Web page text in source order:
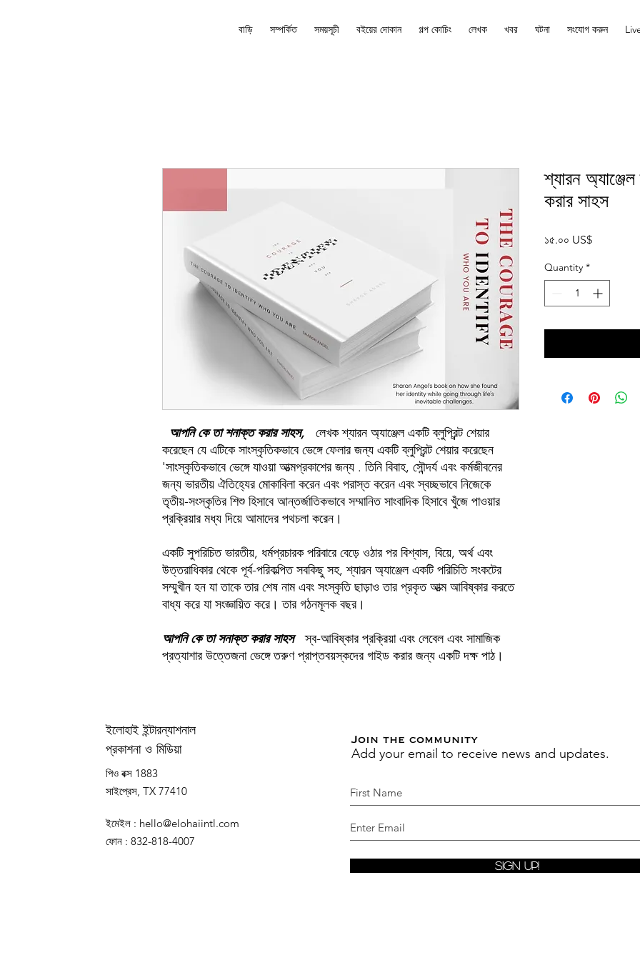
বাড়ি সম্পর্কিত সময়সূচী বইয়ের দোকান গল্প কোচিং লেখক খবর ঘটনা সংযোগ করুন
আপনি কে তা শনাক্ত করার সাহস,
লেখক শ্যারন অ্যাঞ্জেল একটি ব্লুপ্রিন্ট শেয়ার
করেছেন যে এটিকে সাংস্কৃতিকভাবে ভেঙ্গে ফেলার জন্য একটি ব্লুপ্রিন্ট শেয়ার করেছেন
'সাংস্কৃতিকভাবে ভেঙ্গে যাওয়া আত্মপ্রকাশের জন্য . তিনি বিবাহ, সৌন্দর্য এবং কর্মজীবনের
জন্য ভারতীয় ঐতিহ্যের মোকাবিলা করেন এবং পরাস্ত করেন এবং স্বচ্ছভাবে নিজেকে
তৃতীয়-সংস্কৃতির শিশু হিসাবে আন্তর্জাতিকভাবে সম্মানিত সাংবাদিক হিসাবে খুঁজে পাওয়ার
প্রক্রিয়ার মধ্য দিয়ে আমাদের পথচলা করেন।
একটি সুপরিচিত ভারতীয়, ধর্মপ্রচারক পরিবারে বেড়ে ওঠার পর বিশ্বাস, বিয়ে, অর্থ এবং
উত্তরাধিকার থেকে পূর্ব-পরিকল্পিত সবকিছু সহ, শ্যারন অ্যাঞ্জেল একটি পরিচিতি সংকটের
সম্মুখীন হন যা তাকে তার শেষ নাম এবং সংস্কৃতি ছাড়াও তার প্রকৃত আত্ম আবিষ্কার করতে
বাধ্য করে যা সংজ্ঞায়িত করে। তার গঠনমূলক বছর।
আপনি কে তা সনাক্ত করার সাহস
স্ব-আবিষ্কার প্রক্রিয়া এবং লেবেল এবং সামাজিক
প্রত্যাশার উত্তেজনা ভেঙ্গে তরুণ প্রাপ্তবয়স্কদের গাইড করার জন্য একটি দক্ষ পাঠ।
শ্যারন
করার সাহস
১৫.০০ US$Price
Quantity *
ইলোহাই ইন্টারন্যাশনাল
প্রকাশনা ও মিডিয়া
পিও বক্স 1883
সাইপ্রেস, TX 77410
ইমেইল : hello@elohaiintl.com
ফোন : 832-818-4007
Join the community
Add your email to receive news and updates.
Sign Up!